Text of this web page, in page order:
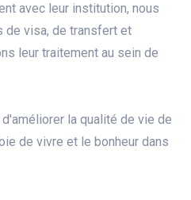
avec leur institution, nous
de visa, de transfert et
leur traitement au sein de
la qualité de vie de
de vivre et le bonheur dans